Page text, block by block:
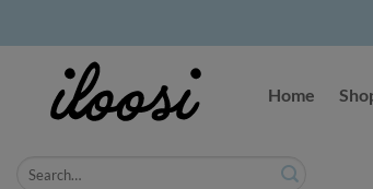
content
Home